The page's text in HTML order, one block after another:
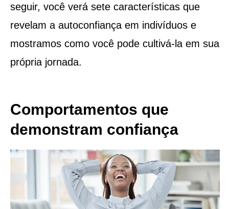
seguir, você verá sete características que
revelam a autoconfiança em indivíduos e
mostramos como você pode cultivá-la em sua
própria jornada.
Comportamentos que
demonstram confiança